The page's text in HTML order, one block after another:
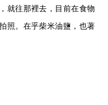
就往那裡去，目前在食物
照。在乎柴米油鹽，也著